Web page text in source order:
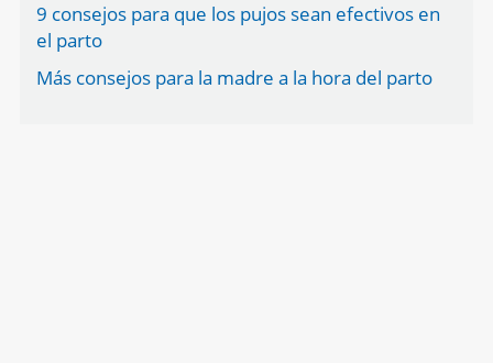
9 consejos para que los pujos sean efectivos en
el parto
Más consejos para la madre a la hora del parto